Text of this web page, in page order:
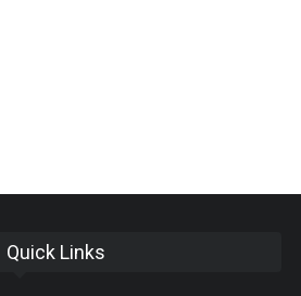
Quick Links